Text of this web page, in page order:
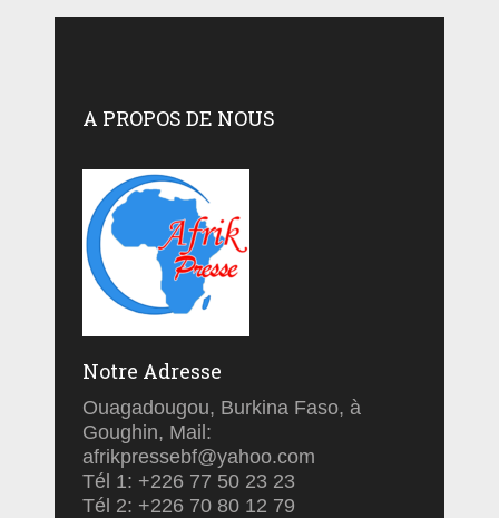
A PROPOS DE NOUS
Notre Adresse
Ouagadougou, Burkina Faso, à
Goughin, Mail:
afrikpressebf@yahoo.com
Tél 1: +226 77 50 23 23
Tél 2: +226 70 80 12 79